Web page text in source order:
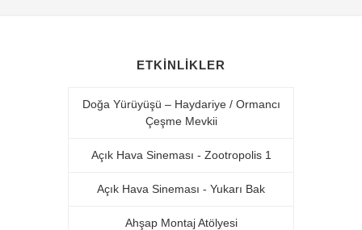
ETKINLIKLER
Doğa Yürüyüşü – Haydariye / Ormancı
Çeşme Mevkii
Açık Hava Sineması - Zootropolis 1
Açık Hava Sineması - Yukarı Bak
Ahşap Montaj Atölyesi